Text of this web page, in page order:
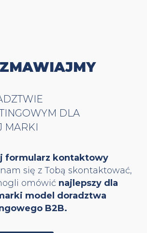
DLA
MARKI
formularz kontaktowy
się z Tobą skontaktować,
omówić najlepszy dla
model doradztwa
B2B.